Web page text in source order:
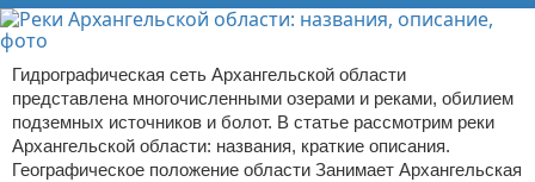
Гидрографическая сеть Архангельской области
представлена многочисленными озерами и реками, обилием
подземных источников и болот. В статье рассмотрим реки
Архангельской области: названия, краткие описания.
Географическое положение области Занимает Архангельская